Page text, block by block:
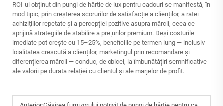
ROI-ul obținut din pungi de hârtie de lux pentru cadouri se manifestă, în
mod tipic, prin creșterea scorurilor de satisfacție a clienților, a ratei
achizițiilor repetate și a percepției pozitive asupra mărcii, ceea ce
sprijină strategiile de stabilire a prețurilor premium. Deși costurile
imediate pot crește cu 15–25%, beneficiile pe termen lung — inclusiv
loialitatea crescută a clienților, marketingul prin recomandare și
diferențierea mărcii — conduc, de obicei, la îmbunătățiri semnificative
ale valorii pe durata relației cu clientul și ale marjelor de profit.